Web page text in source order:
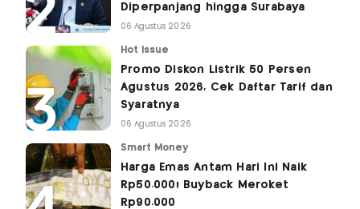
Diperpanjang hingga Surabaya
06 Agustus 2026
Hot Issue
Promo Diskon Listrik 50 Persen
Agustus 2026, Cek Daftar Tarif dan
Syaratnya
06 Agustus 2026
Smart Money
Harga Emas Antam Hari Ini Naik
Rp50.000! Buyback Meroket
Rp90.000